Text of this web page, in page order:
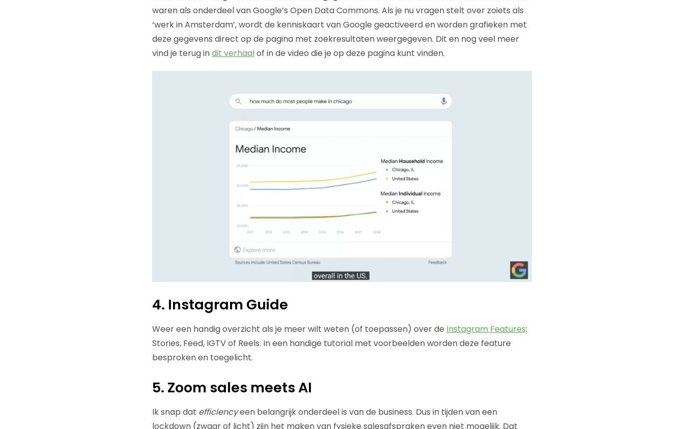
waren als onderdeel van Google’s Open Data Commons. Als je nu vragen stelt over zoiets als
‘werk in Amsterdam’, wordt de kenniskaart van Google geactiveerd en worden grafieken met
deze gegevens direct op de pagina met zoekresultaten weergegeven. Dit en nog veel meer
vind je terug indit verhaalof in de video die je op deze pagina kunt vinden.
4. Instagram Guide
Weer een handig overzicht als je meer wilt weten (of toepassen) over de Instagram Features:
Stories, Feed, IGTV of Reels. In een handige tutorial met voorbeelden worden deze feature
besproken en toegelicht.
5. Zoom sales meets AI
Ik snap dat efficiencyeen belangrijk onderdeel is van de business. Dus in tijden van een
lockdown (zwaar of licht) zijn het maken van fysieke salesafspraken even niet mogelijk. Dat